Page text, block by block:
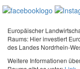
Europäischer
Raums: Hier investiert
des Landes Nordrhein-
Weitere Informationen